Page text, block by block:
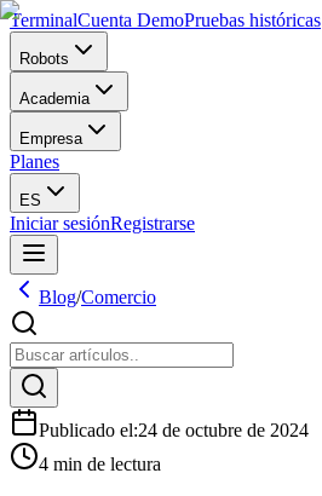
TerminalCuenta DemoPruebas históricas
Robots
Academia
Empresa
Planes
ES
Iniciar sesiónRegistrarse
Blog/Comercio
Publicado el:24 de octubre de 2024
4 min de lectura